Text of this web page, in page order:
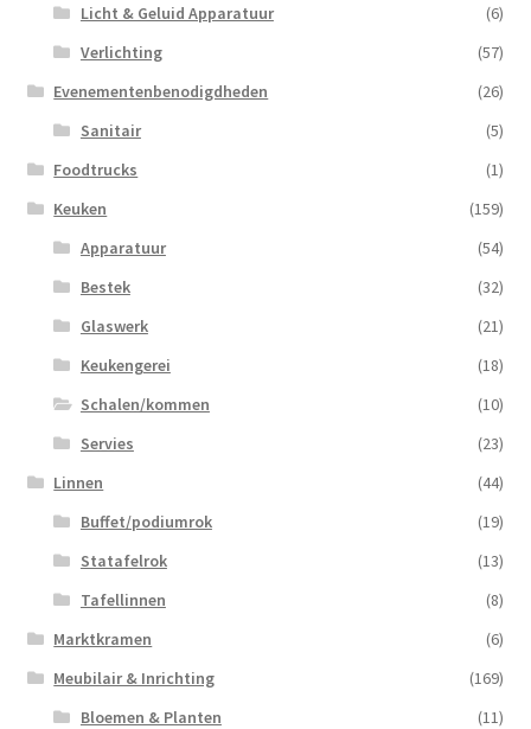
Licht & Geluid Apparatuur
(6)
Verlichting
(57)
Evenementenbenodigdheden
(26)
Sanitair
(5)
Foodtrucks
(1)
Keuken
(159)
Apparatuur
(54)
Bestek
(32)
Glaswerk
(21)
Keukengerei
(18)
Schalen/kommen
(10)
Servies
(23)
Linnen
(44)
Buffet/podiumrok
(19)
Statafelrok
(13)
Tafellinnen
(8)
Marktkramen
(6)
Meubilair & Inrichting
(169)
Bloemen & Planten
(11)